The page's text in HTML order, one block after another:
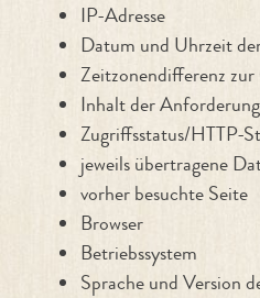
IP-Adresse
Datum und Uhrzeit
Zeitzonendifferenz
Inhalt der
Zugriffsstatus/HTTP-
jeweils übertragene
vorher besuchte Seite
Browser
Betriebssystem
Sprache und Version